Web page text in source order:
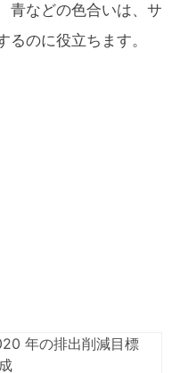
青などの色合いは、サ
るのに役立ちます。
年の排出削減目標